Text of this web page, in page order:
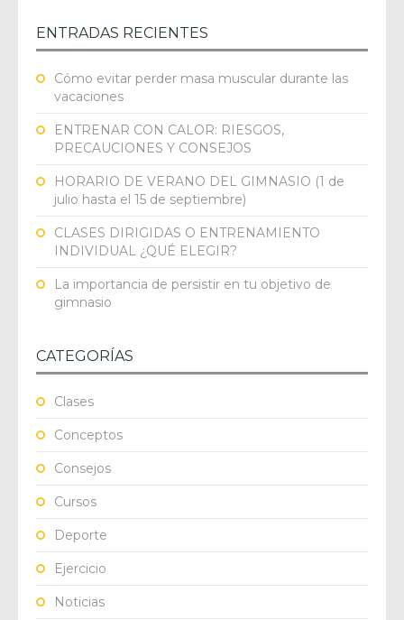
ENTRADAS RECIENTES
Cómo evitar perder masa muscular durante las
vacaciones
ENTRENAR CON CALOR: RIESGOS,
PRECAUCIONES Y CONSEJOS
HORARIO DE VERANO DEL GIMNASIO (1 de
julio hasta el 15 de septiembre)
CLASES DIRIGIDAS O ENTRENAMIENTO
INDIVIDUAL ¿QUÉ ELEGIR?
La importancia de persistir en tu objetivo de
gimnasio
CATEGORÍAS
Clases
Conceptos
Consejos
Cursos
Deporte
Ejercicio
Noticias